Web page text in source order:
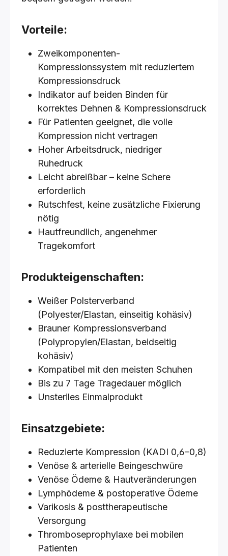
Vorteile:
Zweikomponenten-
Kompressionssystem mit reduziertem
Kompressionsdruck
Indikator auf beiden Binden für
korrektes Dehnen & Kompressionsdruck
Für Patienten geeignet, die volle
Kompression nicht vertragen
Hoher Arbeitsdruck, niedriger
Ruhedruck
Leicht abreißbar – keine Schere
erforderlich
Rutschfest, keine zusätzliche Fixierung
nötig
Hautfreundlich, angenehmer
Tragekomfort
Produkteigenschaften:
Weißer Polsterverband
(Polyester/Elastan, einseitig kohäsiv)
Brauner Kompressionsverband
(Polypropylen/Elastan, beidseitig
kohäsiv)
Kompatibel mit den meisten Schuhen
Bis zu 7 Tage Tragedauer möglich
Unsteriles Einmalprodukt
Einsatzgebiete:
Reduzierte Kompression (KADI 0,6–0,8)
Venöse & arterielle Beingeschwüre
Venöse Ödeme & Hautveränderungen
Lymphödeme & postoperative Ödeme
Varikosis & posttherapeutische
Versorgung
Thromboseprophylaxe bei mobilen
Patienten